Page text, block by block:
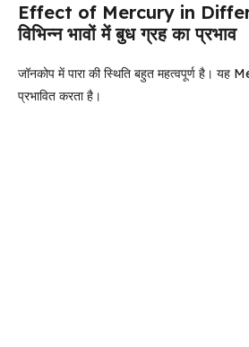
Effect of Mercury in
विभिन्न भावों में बुध ग्रह का प्रभाव
जॉनकोप में पारा की स्थिति बहुत महत्वपूर्ण है।
प्रभावित करता है।